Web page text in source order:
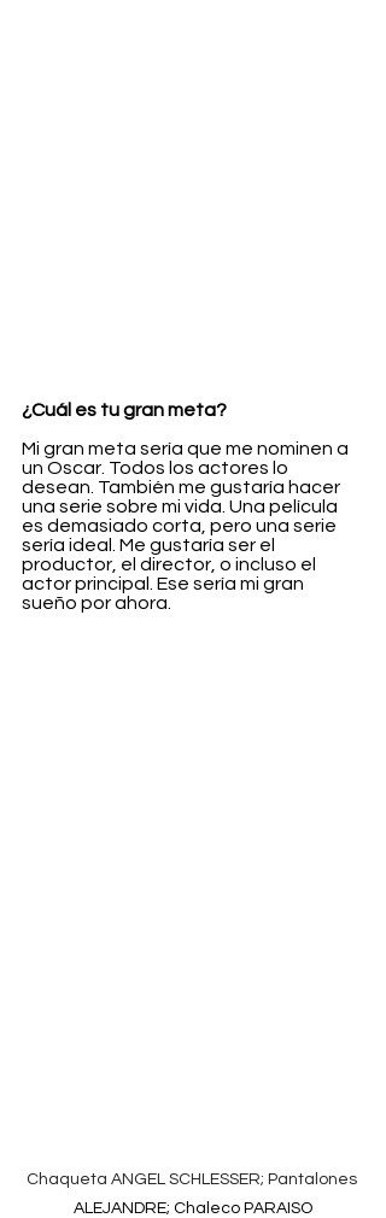
¿Cuál es tu gran meta?
Mi gran meta sería que me nominen a
un Oscar. Todos los actores lo
desean. También me gustaría hacer
una serie sobre mi vida. Una película
es demasiado corta, pero una serie
sería ideal. Me gustaría ser el
productor, el director, o incluso el
actor principal. Ese sería mi gran
sueño por ahora.
Chaqueta ANGEL SCHLESSER; Pantalones
ALEJANDRE; Chaleco PARAISO